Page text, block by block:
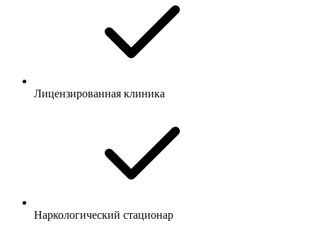
Лицензированная клиника
Наркологический стационар